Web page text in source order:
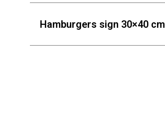
Hamburgers sign 30×40 cm